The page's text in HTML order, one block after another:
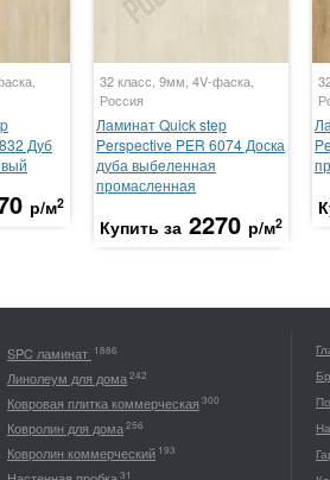
Дуб
р/м2
32 класс, 9мм, 4V-фаска,
Россия
Ламинат Quick step
Perspective PER 6074 Доска
дуба выбеленная
промасленная
Купить за 2270 р/м2
SPC ламинат 1886
Линолеум для дома242
Ковровая плитка коммерческая 300
Ковролин для дома256
Ковролин коммерческий 193
31